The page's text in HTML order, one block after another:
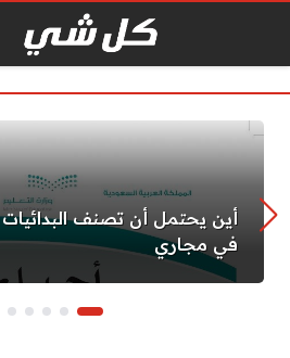
أين يحتمل أن تصنف
في مجاري